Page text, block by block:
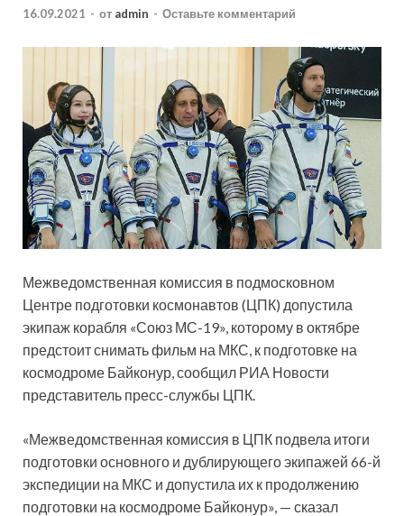
16.09.2021 - от admin - Оставьте комментарий
Межведомственная комиссия в подмосковном
Центре подготовки космонавтов (ЦПК) допустила
экипаж корабля «Союз МС-19», которому в октябре
предстоит снимать фильм на МКС, к подготовке на
космодроме Байконур, сообщил РИА Новости
представитель пресс-службы ЦПК.
«Межведомственная комиссия в ЦПК подвела итоги
подготовки основного и дублирующего экипажей 66-й
экспедиции на МКС и допустила их к продолжению
подготовки на космодроме Байконур», — сказал